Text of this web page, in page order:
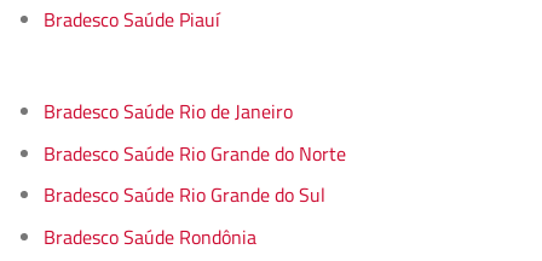
Bradesco Saúde Piauí
Bradesco Saúde Rio de Janeiro
Bradesco Saúde Rio Grande do Norte
Bradesco Saúde Rio Grande do Sul
Bradesco Saúde Rondônia